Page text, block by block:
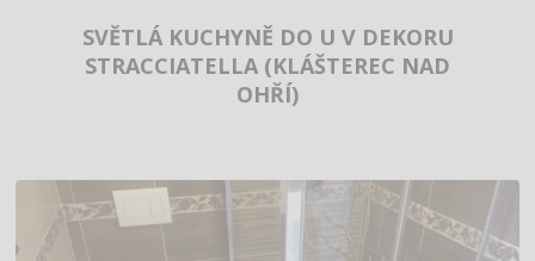
SVĚTLÁ KUCHYNĚ DO U V DEKORU
STRACCIATELLA (KLÁŠTEREC NAD
OHŘÍ)